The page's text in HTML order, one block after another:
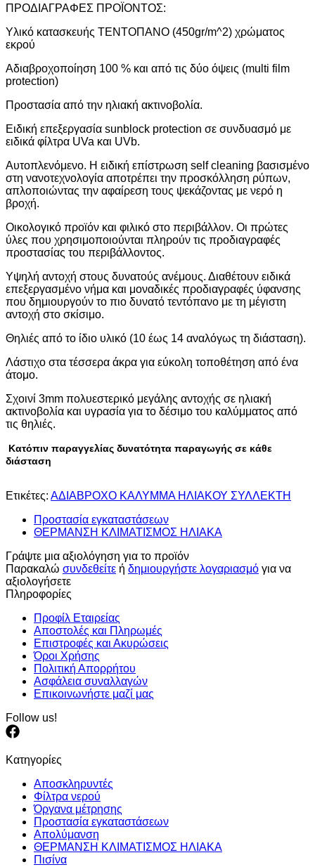
ΠΡΟΔΙΑΓΡΑΦΕΣ ΠΡΟΪΟΝΤΟΣ:
Υλικό κατασκευής ΤΕΝΤΟΠΑΝΟ (450gr/m^2) χρώματος
εκρού
Αδιαβροχοποίηση 100 % και από τις δύο όψεις (multi film
protection)
Προστασία από την ηλιακή ακτινοβολία.
Ειδική επεξεργασία sunblock protection σε συνδυασμό με
ειδικά φίλτρα UVa και UVb.
Αυτοπλενόμενο. Η ειδική επίστρωση self cleaning βασισμένο
στη νανοτεχνολογία αποτρέπει την προσκόλληση ρύπων,
απλοποιώντας την αφαίρεση τους ψεκάζοντας με νερό η
βροχή.
Οικολογικό προϊόν και φιλικό στο περιβάλλον. Οι πρώτες
ύλες που χρησιμοποιούνται πληρούν τις προδιαγραφές
προστασίας του περιβάλλοντος.
Υψηλή αντοχή στους δυνατούς ανέμους. Διαθέτουν ειδικά
επεξεργασμένο νήμα και μοναδικές προδιαγραφές ύφανσης
που δημιουργούν το πιο δυνατό τεντόπανο με τη μέγιστη
αντοχή στο σκίσιμο.
Θηλιές από το ίδιο υλικό (10 έως 14 αναλόγως τη διάσταση).
Λάστιχο στα τέσσερα άκρα για εύκολη τοποθέτηση από ένα
άτομο.
Σχοινί 3mm πολυεστερικό μεγάλης αντοχής σε ηλιακή
ακτινοβολία και υγρασία για το δέσιμο του καλύμματος από
τις θηλιές.
Κατόπιν παραγγελίας δυνατότητα παραγωγής σε κάθε
διάσταση
Ετικέτες: ΑΔΙΑΒΡΟΧΟ ΚΑΛΥΜΜΑ ΗΛΙΑΚΟΥ ΣΥΛΛΕΚΤΗ
Προστασία εγκαταστάσεων
ΘΕΡΜΑΝΣΗ ΚΛΙΜΑΤΙΣΜΟΣ ΗΛΙΑΚΑ
Γράψτε μια αξιολόγηση για το προϊόν
Παρακαλώ συνδεθείτε ή δημιουργήστε λογαριασμό για να
αξιολογήσετε
Πληροφορίες
Προφίλ Εταιρείας
Αποστολές και Πληρωμές
Επιστροφές και Ακυρώσεις
Όροι Χρήσης
Πολιτική Απορρήτου
Ασφάλεια συναλλαγών
Επικοινωνήστε μαζί μας
Follow us!
Κατηγορίες
Αποσκληρυντές
Φίλτρα νερού
Όργανα μέτρησης
Προστασία εγκαταστάσεων
Απολύμανση
ΘΕΡΜΑΝΣΗ ΚΛΙΜΑΤΙΣΜΟΣ ΗΛΙΑΚΑ
Πισίνα